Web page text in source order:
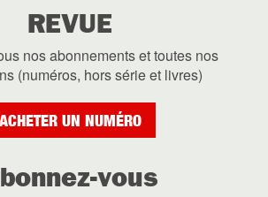
REVUE
nos abonnements et toutes nos
(numéros, hors série et livres)
ACHETER UN NUMÉRO
vous